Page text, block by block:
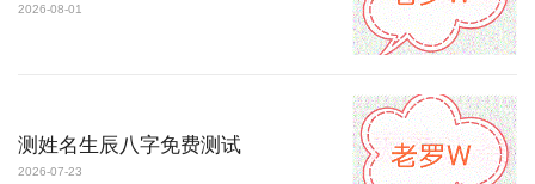
2026-08-01
测姓名生辰八字免费测试
2026-07-23